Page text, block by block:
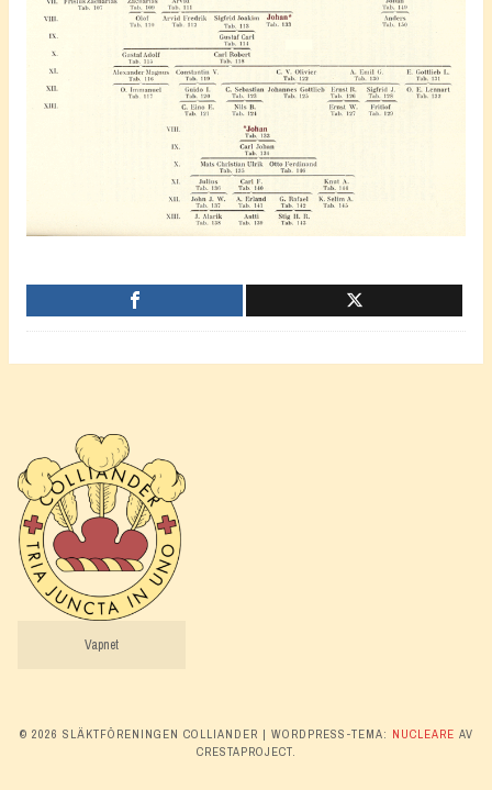
Vapnet
© 2026 SLÄKTFÖRENINGEN COLLIANDER | WORDPRESS-TEMA: NUCLEARE AV
CRESTAPROJECT.